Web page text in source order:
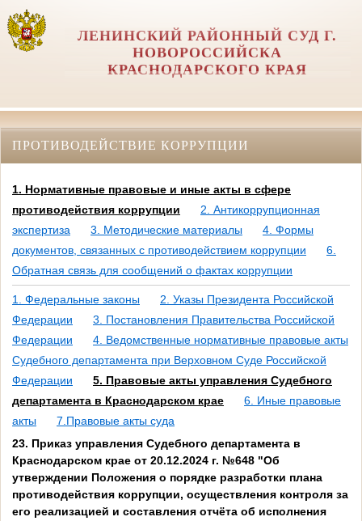
ЛЕНИНСКИЙ РАЙОННЫЙ СУД Г.
НОВОРОССИЙСКА
КРАСНОДАРСКОГО КРАЯ
ПРОТИВОДЕЙСТВИЕ КОРРУПЦИИ
1. Нормативные правовые и иные акты в сфере
противодействия коррупции
2. Антикоррупционная
экспертиза
3. Методические материалы
4. Формы
документов, связанных с противодействием коррупции
6.
Обратная связь для сообщений о фактах коррупции
1. Федеральные законы
2. Указы Президента Российской
Федерации
3. Постановления Правительства Российской
Федерации
4. Ведомственные нормативные правовые акты
Судебного департамента при Верховном Суде Российской
Федерации
5. Правовые акты управления Судебного
департамента в Краснодарском крае
6. Иные правовые
акты
7.Правовые акты суда
23. Приказ управления Судебного департамента в
Краснодарском крае от 20.12.2024 г. №648 "Об
утверждении Положения о порядке разработки плана
противодействия коррупции, осуществления контроля за
его реализацией и составления отчёта об исполнения